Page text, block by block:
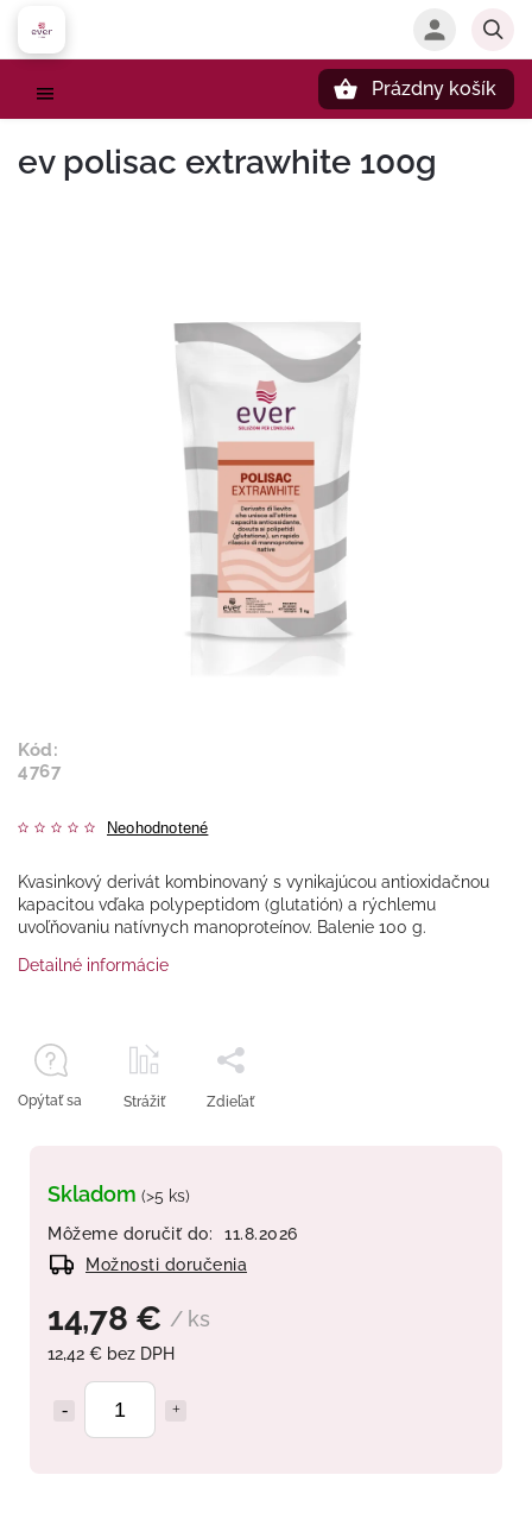
Prázdny košík
ev polisac extrawhite 100g
Kód:
4767
Neohodnotené
14,78 € / ks
12,42 € bez DPH
Skladom (>5 ks)
Môžeme doručiť do:
11.8.2026
Možnosti doručenia
Kvasinkový derivát kombinovaný s vynikajúcou antioxidačnou
kapacitou vďaka polypeptidom (glutatión) a rýchlemu
uvoľňovaniu natívnych manoproteínov. Balenie 100 g.
Detailné informácie
Opýtať sa Strážiť Zdieľať